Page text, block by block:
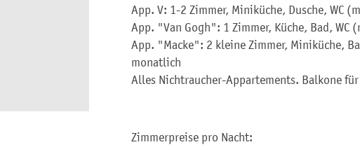
App. V: 1-2 Zimmer, Miniküche, Dusche, WC
App. "Van Gogh": 1 Zimmer, Küche, Bad, WC
App. "Macke": 2 kleine Zimmer, Miniküche,
monatlich
Alles Nichtraucher-Appartements. Balkone
Zimmerpreise pro Nacht: